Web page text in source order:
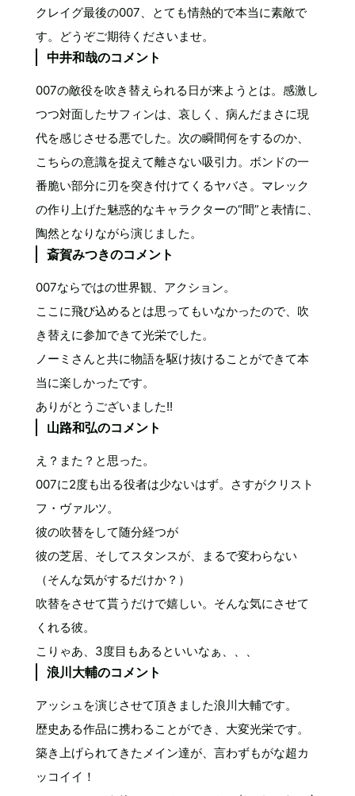
クレイグ最後の007、とても情熱的で本当に素敵で
す。どうぞご期待くださいませ。
中井和哉のコメント
007の敵役を吹き替えられる日が来ようとは。感激し
つつ対面したサフィンは、哀しく、病んだまさに現
代を感じさせる悪でした。次の瞬間何をするのか、
こちらの意識を捉えて離さない吸引力。ボンドの一
番脆い部分に刃を突き付けてくるヤバさ。マレック
の作り上げた魅惑的なキャラクターの“間”と表情に、
陶然となりながら演じました。
斎賀みつきのコメント
007ならではの世界観、アクション。
ここに飛び込めるとは思ってもいなかったので、吹
き替えに参加できて光栄でした。
ノーミさんと共に物語を駆け抜けることができて本
当に楽しかったです。
ありがとうございました!!
山路和弘のコメント
え？また？と思った。
007に2度も出る役者は少ないはず。さすがクリスト
フ・ヴァルツ。
彼の吹替をして随分経つが
彼の芝居、そしてスタンスが、まるで変わらない
（そんな気がするだけか？）
吹替をさせて貰うだけで嬉しい。そんな気にさせて
くれる彼。
こりゃあ、3度目もあるといいなぁ、、、
浪川大輔のコメント
アッシュを演じさせて頂きました浪川大輔です。
歴史ある作品に携わることができ、大変光栄です。
築き上げられてきたメイン達が、言わずもがな超カ
ッコイイ！